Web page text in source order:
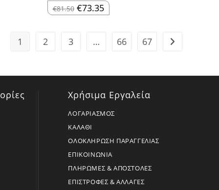
€81.50 Original
price
€73.35Η
τρέχουσα
1 2 3 … 66 67
Χρήσιμα Εργαλεία
ΛΟΓΑΡΙΑΣΜΟΣ
ΚΑΛΑΘΙ
ΟΛΟΚΛΗΡΩΣΗ ΠΑΡΑΓΓΕΛΙΑΣ
ΕΠΙΚΟΙΝΩΝΙΑ
ΠΛΗΡΩΜΕΣ & ΑΠΟΣΤΟΛΕΣ
ΕΠΙΣΤΡΟΦΕΣ & ΑΛΛΑΓΕΣ